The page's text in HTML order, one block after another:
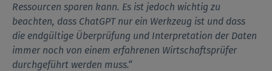
Ressourcen sparen kann. Es ist jedoch wichtig zu
beachten, dass ChatGPT nur ein Werkzeug ist und dass
die endgültige Überprüfung und Interpretation der Daten
immer noch von einem erfahrenen Wirtschaftsprüfer
durchgeführt werden muss.“